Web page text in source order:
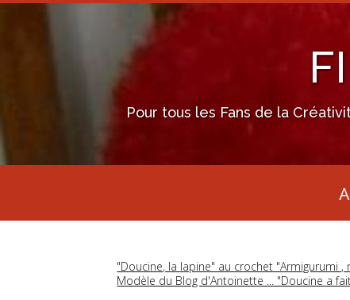
Pour tous les Fans de la
"Doucine, la lapine" au crochet "Armigurumi
Modèle du Blog d'Antoinette ... "Doucine a